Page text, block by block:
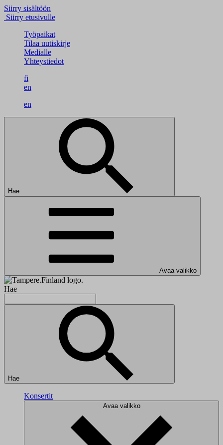
Siirry sisältöön
Siirry etusivulle
Työpaikat
Tilaa uutiskirje
Medialle
Yhteystiedot
fi
en
en
Hae
Avaa valikko
Hae
Hae
Konsertit
Avaa valikko